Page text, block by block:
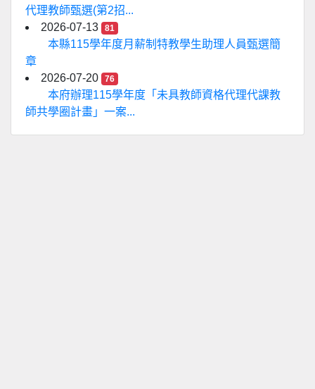
代理教師甄選(第2招...
2026-07-13
81
本縣115學年度月薪制特教學生助理人員甄選簡
章
2026-07-20
76
本府辦理115學年度「未具教師資格代理代課教
師共學圈計畫」一案...